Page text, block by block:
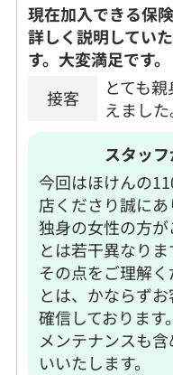
現在加入できる保
詳しく説明してい
す。大変満足です。
接客
とても
えました
スタッ
今回はほけんの
店くださり誠にあ
独身の女性の方
とは若干異なりま
その点をご理解
とは、かならず
確信しております。
メンテナンスも
いいたします。